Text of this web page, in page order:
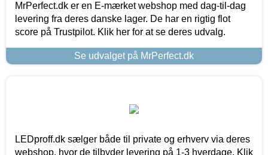
MrPerfect.dk er en E-mærket webshop med dag-til-dag
levering fra deres danske lager. De har en rigtig flot
score på Trustpilot. Klik her for at se deres udvalg.
Se udvalget på MrPerfect.dk
LEDproff.dk sælger både til private og erhverv via deres
webshop, hvor de tilbyder levering på 1-3 hverdage. Klik